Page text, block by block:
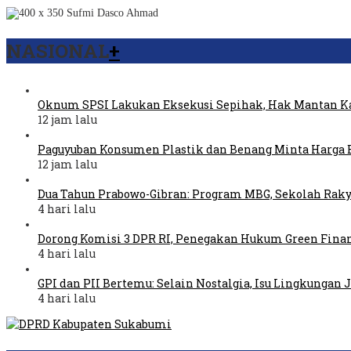
NASIONAL+
Oknum SPSI Lakukan Eksekusi Sepihak, Hak Mantan
12 jam lalu
Paguyuban Konsumen Plastik dan Benang Minta
12 jam lalu
Dua Tahun Prabowo-Gibran: Program MBG, Sekolah
4 hari lalu
Dorong Komisi 3 DPR RI, Penegakan Hukum Green
4 hari lalu
GPI dan PII Bertemu: Selain Nostalgia, Isu Lingkungan
4 hari lalu